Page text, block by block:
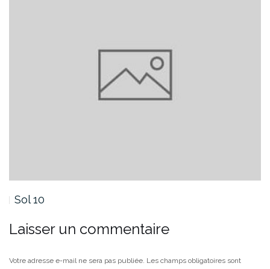
Sol 10
Laisser un commentaire
Votre adresse e-mail ne sera pas publiée. Les champs obligatoires sont